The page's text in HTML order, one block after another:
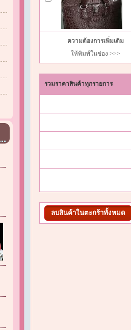
ความต้องการเพิ่มเติม
ให้พิมพ์ในช่อง >>>
รวมราคาสินค้าทุกรายการ